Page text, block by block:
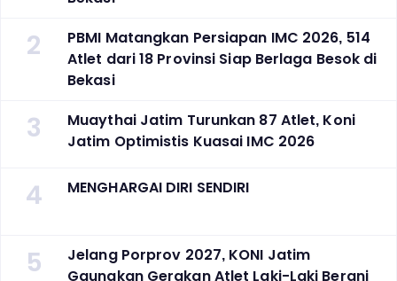
2
PBMI Matangkan Persiapan IMC 2026, 514
Atlet dari 18 Provinsi Siap Berlaga Besok di
Bekasi
3
Muaythai Jatim Turunkan 87 Atlet, Koni
Jatim Optimistis Kuasai IMC 2026
4 MENGHARGAI DIRI SENDIRI
5
Jelang Porprov 2027, KONI Jatim
Gaungkan Gerakan Atlet Laki-Laki Berani